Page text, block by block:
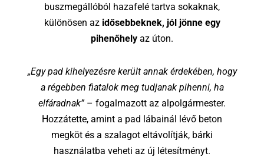
buszmegállóból hazafelé tartva sokaknak,
különösen az idősebbeknek, jól jönne egy
pihenőhely az úton.
„Egy pad kihelyezésre került annak érdekében, hogy
a régebben fiatalok meg tudjanak pihenni, ha
elfáradnak”– fogalmazott az alpolgármester.
Hozzátette, amint a pad lábainál lévő beton
megköt és a szalagot eltávolítják, bárki
használatba veheti az új létesítményt.